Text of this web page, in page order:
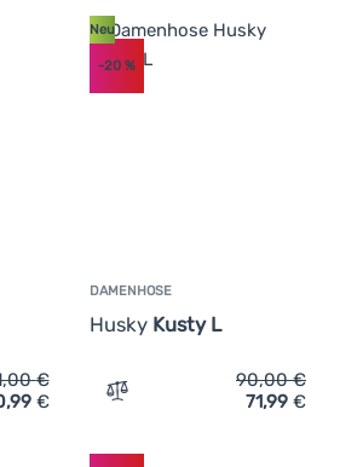
Leggings Husky Dasana L'
€
€
DAMENHOSE
Husky Kusty L
Neu
-20%
Zum Vergleich
90,00€
71,99 €